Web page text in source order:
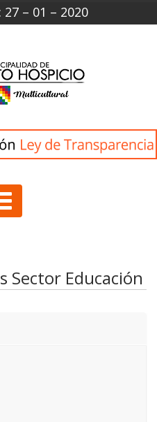
– 01 – 2020
Sector Educación